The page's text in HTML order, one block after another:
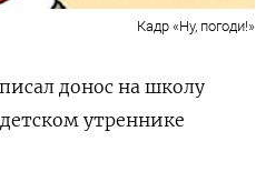
Кадр «Ну, погоди!»
донос на школу
утреннике